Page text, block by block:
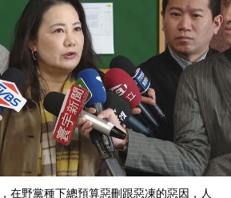
在野黨種下總預算惡刪跟惡凍的惡因，人